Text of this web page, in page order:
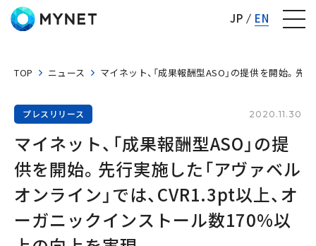
JP EN
TOP ニュース マイネット、「成果報酬型ASO」の提供を開始。
プレスリリース 2020.11.30
マイネット、「成果報酬型ASO」の提
供を開始。先行実施した「アヴァベル
オンライン」では、CVR1.3pt以上、オ
ーガニックインストール数170%以